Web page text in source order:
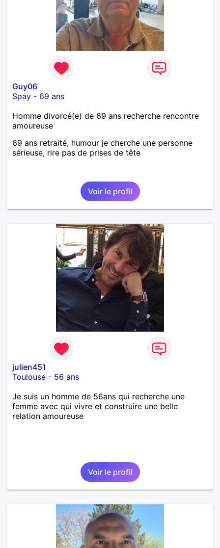
Guy06
Spay - 69 ans
Homme divorcé(e) de 69 ans recherche rencontre
amoureuse
69 ans retraité, humour je cherche une personne
sérieuse, rire pas de prises de tête
Voir le profil
julien451
Toulouse - 56 ans
Je suis un homme de 56ans qui recherche une
femme avec qui vivre et construire une belle
relation amoureuse
Voir le profil